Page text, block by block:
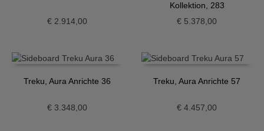
€2.914,00
Kollektion, 283
€ 5.378,00
Treku, Aura Anrichte 36
€3.348,00
Treku, Aura Anrichte 57
€ 4.457,00